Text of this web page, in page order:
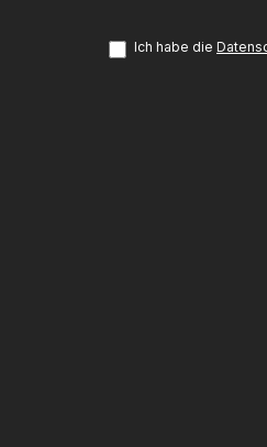
Ich habe die